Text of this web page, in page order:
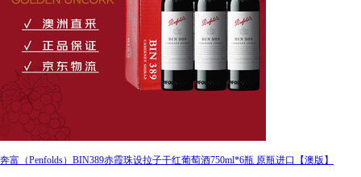
奔富（Penfolds）BIN389赤霞珠设拉子干红葡萄酒750ml*6瓶 原瓶进口【澳版】